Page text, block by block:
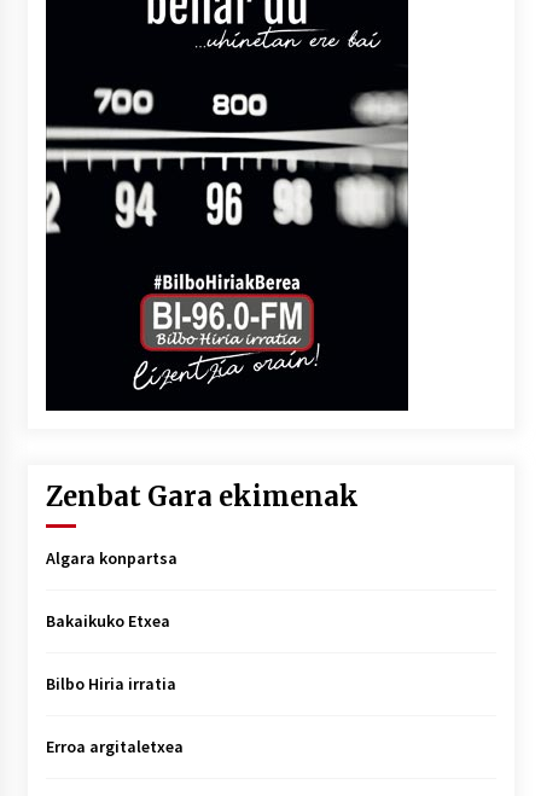
Zenbat Gara ekimenak
Algara konpartsa
Bakaikuko Etxea
Bilbo Hiria irratia
Erroa argitaletxea